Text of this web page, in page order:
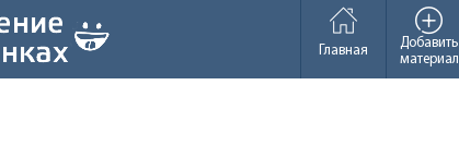
Добавить
материал
Главная